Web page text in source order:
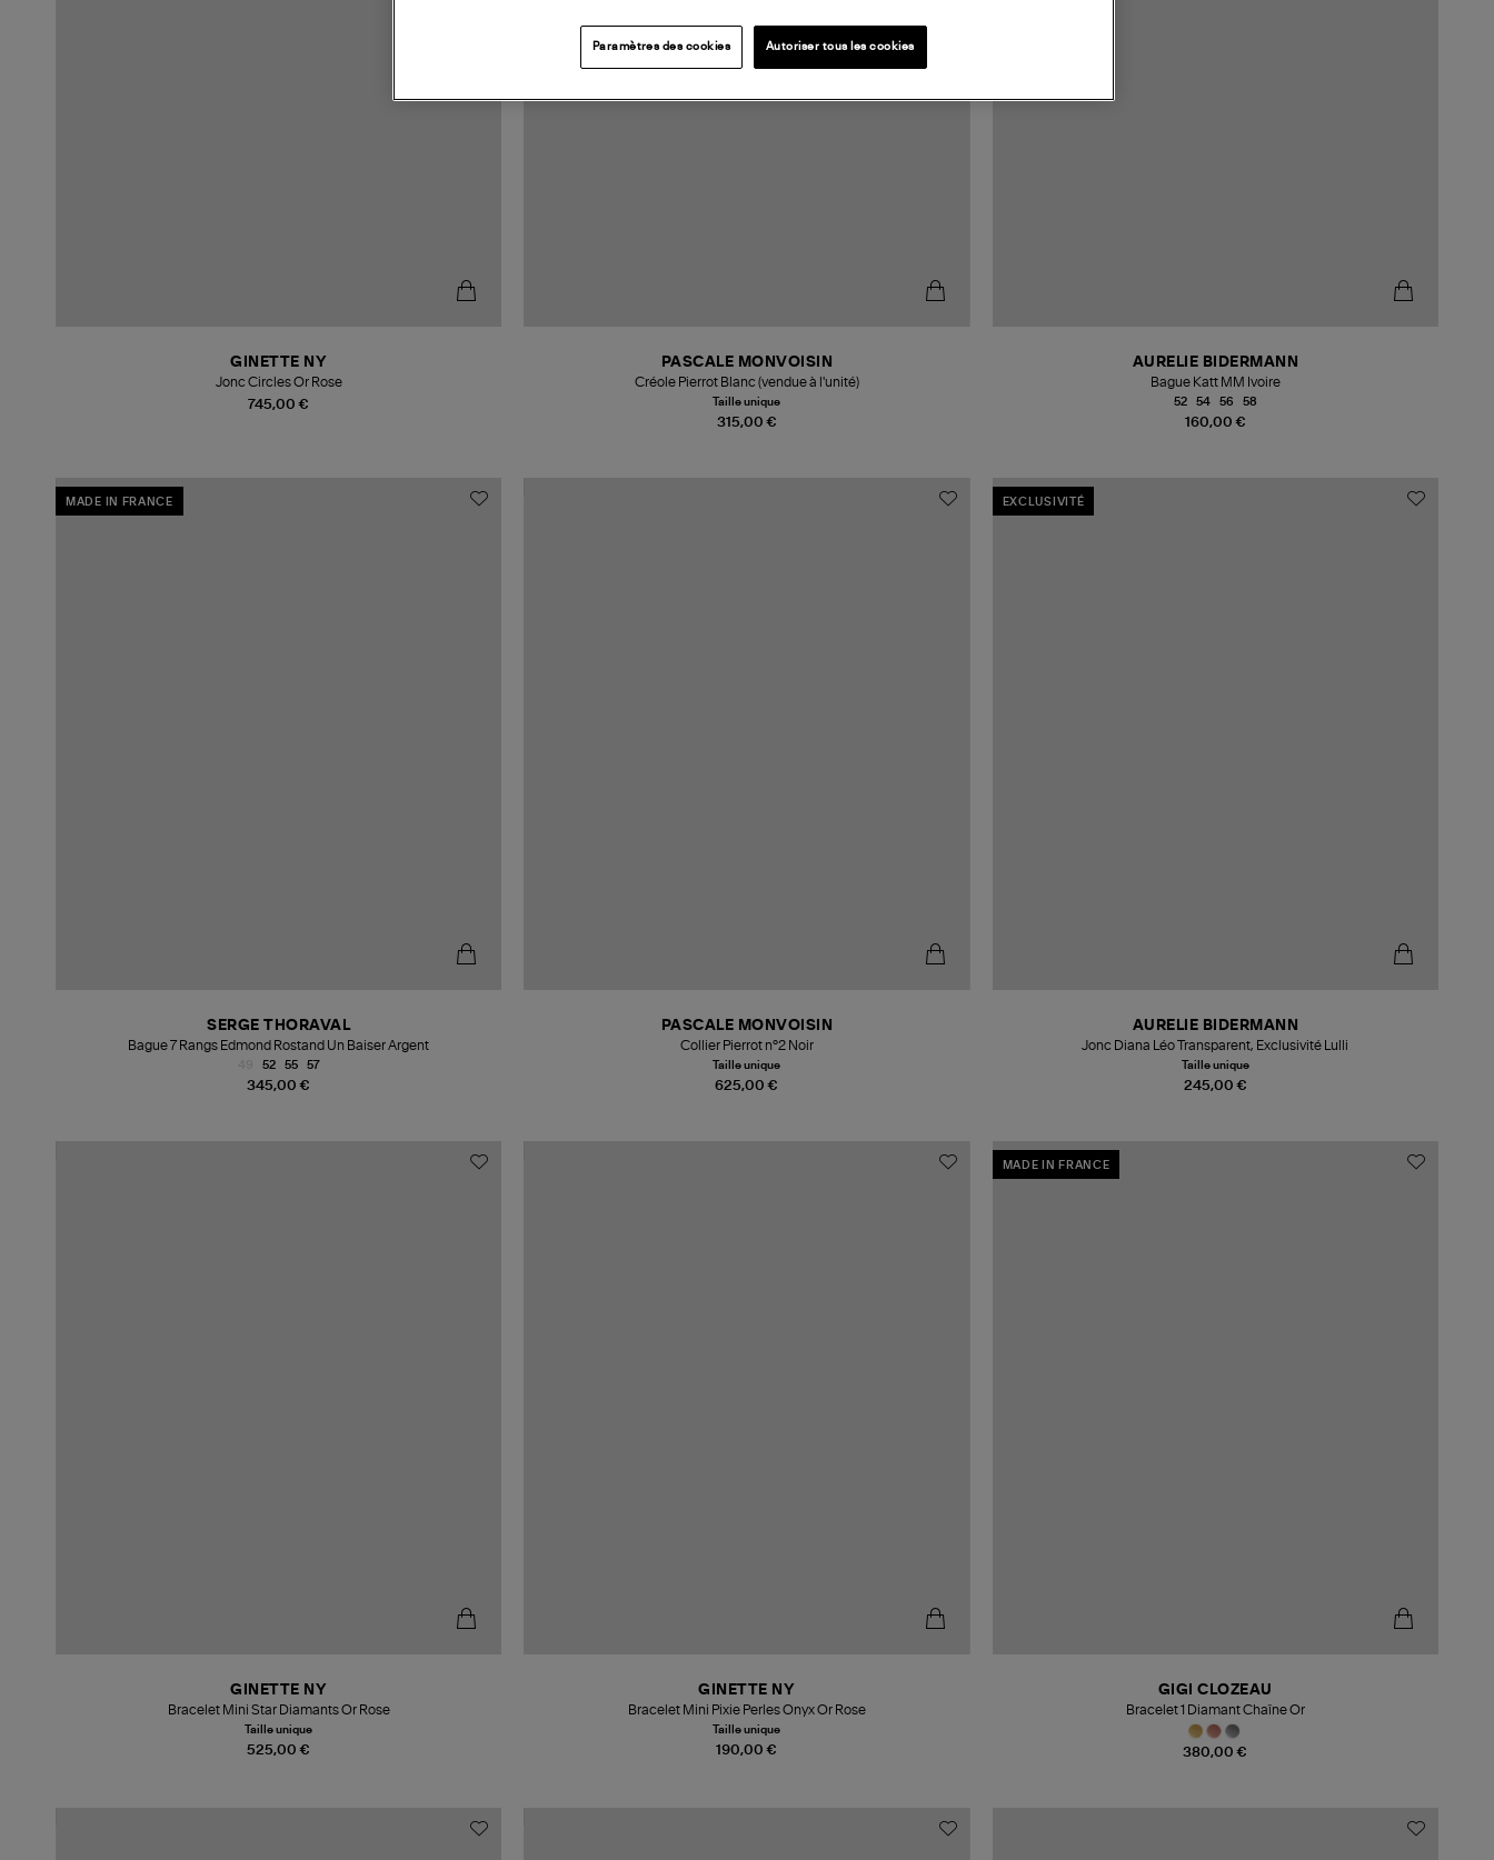
745,00 €
GINETTE NY
Jonc Circles Or Rose
315,00 €
PASCALE MONVOISIN
Créole Pierrot Blanc (vendue à l'unité)
Taille unique
160,00 €
AURELIE BIDERMANN
Bague Katt MM Ivoire
52 54 56 58
MADE IN FRANCE
345,00 €
SERGE THORAVAL
Bague 7 Rangs Edmond Rostand Un Baiser Argent
52 55 57
625,00 €
PASCALE MONVOISIN
Collier Pierrot n°2 Noir
Taille unique
EXCLUSIVITÉ
245,00 €
AURELIE BIDERMANN
Jonc Diana Léo Transparent, Exclusivité Lulli
Taille unique
525,00 €
GINETTE NY
Bracelet Mini Star Diamants Or Rose
Taille unique
190,00 €
GINETTE NY
Bracelet Mini Pixie Perles Onyx Or Rose
Taille unique
MADE IN FRANCE
380,00 €
GIGI CLOZEAU
Bracelet 1 Diamant Chaîne Or
Paramètres des cookies Autoriser tous les cookies